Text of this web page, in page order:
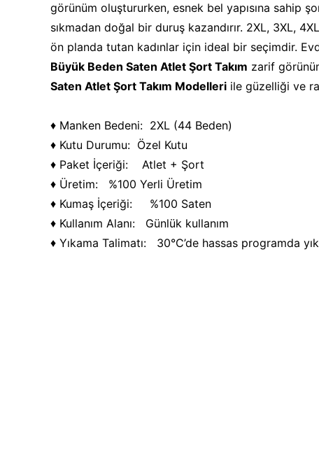
görünüm oluştururken, esnek bel yapısına sahip
sıkmadan doğal bir duruş kazandırır. 2XL, 3XL,
ön planda tutan kadınlar için ideal bir seçimdir.
Büyük Beden Saten Atlet Şort Takım zarif
Saten Atlet Şort Takım Modelleri ile güzelliği ve
♦ Manken Bedeni: 2XL (44 Beden)
♦ Kutu Durumu: Özel Kutu
♦ Paket İçeriği: Atlet + Şort
♦ Üretim: %100 Yerli Üretim
♦ Kumaş İçeriği: %100 Saten
♦ Kullanım Alanı: Günlük kullanım
♦ Yıkama Talimatı: 30°C’de hassas programda